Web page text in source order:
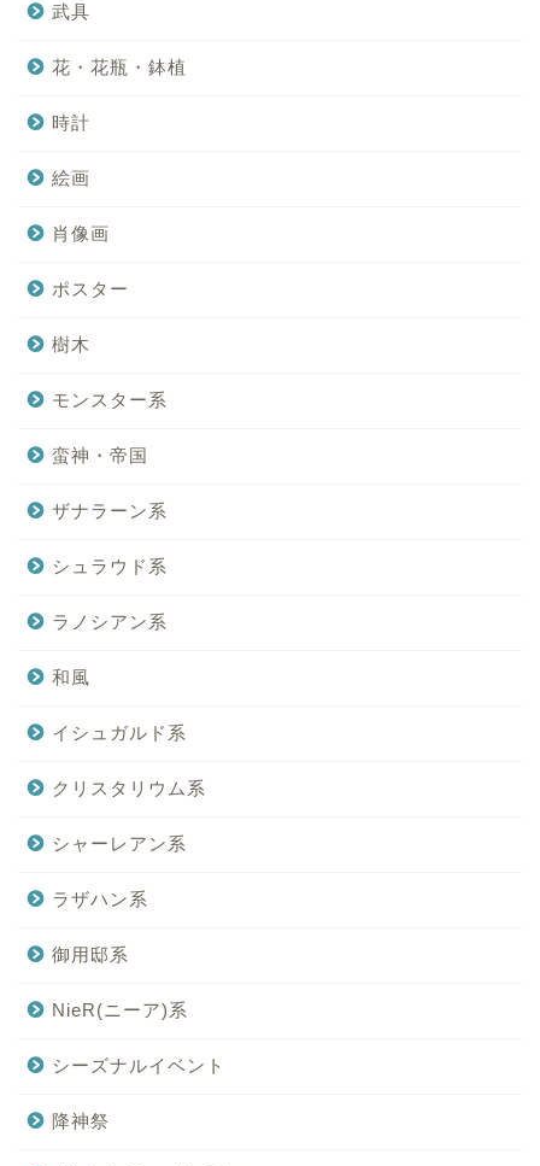
武具
花・花瓶・鉢植
時計
絵画
肖像画
ポスター
樹木
モンスター系
蛮神・帝国
ザナラーン系
シュラウド系
ラノシアン系
和風
イシュガルド系
クリスタリウム系
シャーレアン系
ラザハン系
御用邸系
NieR(ニーア)系
シーズナルイベント
降神祭